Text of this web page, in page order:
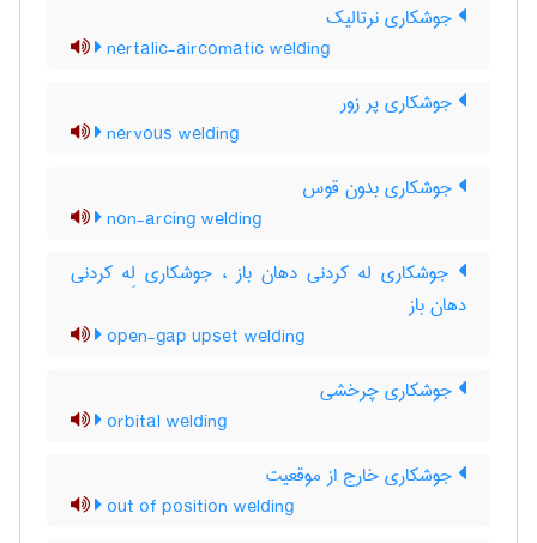
جوشکاری نرتالیک
nertalic-aircomatic welding
جوشکاری پر زور
nervous welding
جوشکاری بدون قوس
non-arcing welding
جوشکاری له کردنی دهان باز ، جوشکاری لِه کردنی
دهان باز
open-gap upset welding
جوشکاری چرخشی
orbital welding
جوشکاری خارج از موقعیت
out of position welding